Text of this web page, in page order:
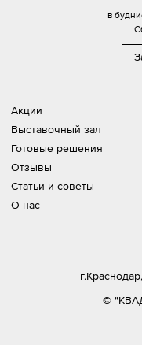
Акции
Выставочный зал
Готовые решения
Отзывы
Статьи и советы
О нас
в
©
г.Краснодар,